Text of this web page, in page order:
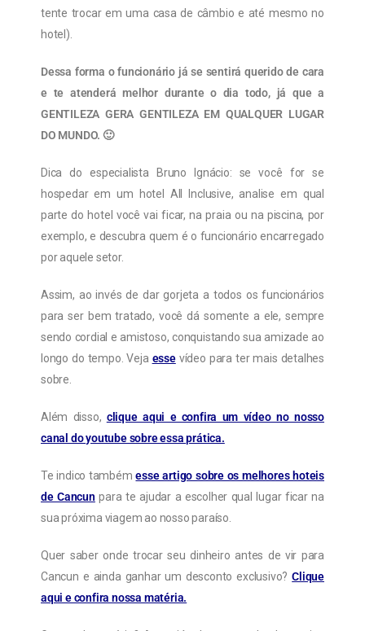
tente trocar em uma casa de câmbio e até mesmo no
hotel).
Dessa forma o funcionário já se sentirá querido de cara
e te atenderá melhor durante o dia todo, já que a
GENTILEZA GERA GENTILEZA EM QUALQUER LUGAR
DO MUNDO. 🙂
Dica do especialista Bruno Ignácio: se você for se
hospedar em um hotel All Inclusive, analise em qual
parte do hotel você vai ficar, na praia ou na piscina, por
exemplo, e descubra quem é o funcionário encarregado
por aquele setor.
Assim, ao invés de dar gorjeta a todos os funcionários
para ser bem tratado, você dá somente a ele, sempre
sendo cordial e amistoso, conquistando sua amizade ao
longo do tempo. Veja essevídeo para ter mais detalhes
sobre.
Além disso, clique aqui e confira um vídeo no nosso
canal do youtube sobre essa prática.
Te indico tambémesse artigo sobre os melhores hoteis
de Cancun para te ajudar a escolher qual lugar ficar na
sua próxima viagem ao nosso paraíso.
Quer saber onde trocar seu dinheiro antes de vir para
Cancun e ainda ganhar um desconto exclusivo?Clique
aqui e confira nossa matéria.